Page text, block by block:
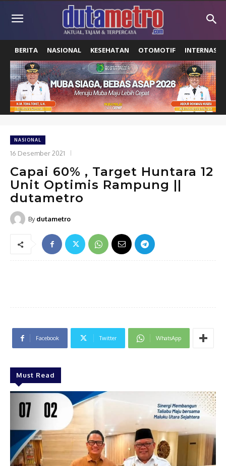
BERITA NASIONAL KESEHATAN OTOMOTIF
NASIONAL
16 Desember 2021
Capai 60% , Target Huntara 12
Unit Optimis Rampung ||
dutametro
By dutametro
Facebook Twitter WhatsApp
Must Read